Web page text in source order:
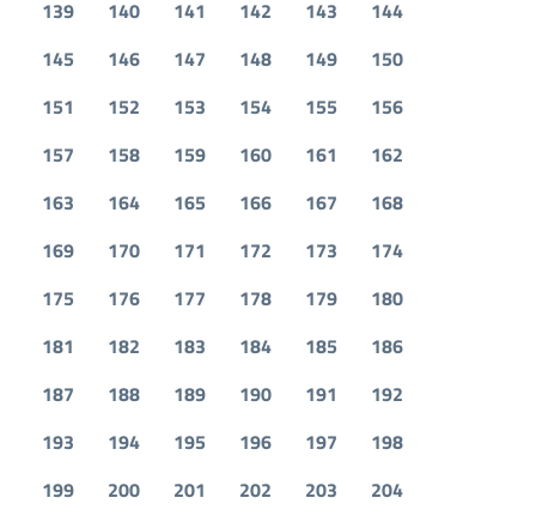
139
140 141 142 143
144
145
146 147 148 149
150
151
152 153 154 155
156
157
158 159 160 161
162
163
164 165 166 167
168
169
170 171 172 173
174
175
176 177 178 179
180
181
182 183 184 185
186
187
188 189 190 191
192
193
194 195 196 197
198
199
200 201 202 203
204